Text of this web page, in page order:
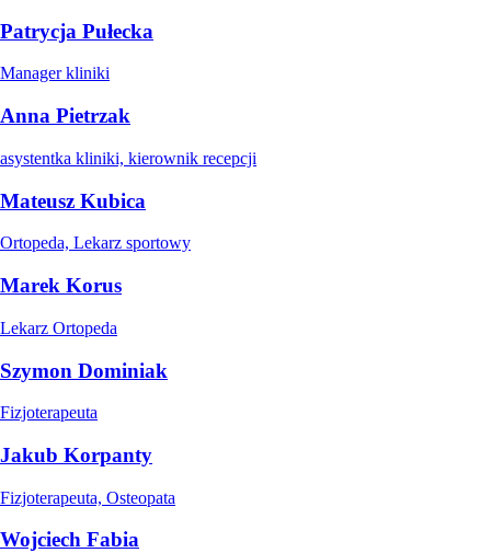
Patrycja Pułecka
Manager kliniki
Anna Pietrzak
asystentka kliniki, kierownik recepcji
Mateusz Kubica
Ortopeda, Lekarz sportowy
Marek Korus
Lekarz Ortopeda
Szymon Dominiak
Fizjoterapeuta
Jakub Korpanty
Fizjoterapeuta, Osteopata
Wojciech Fabia